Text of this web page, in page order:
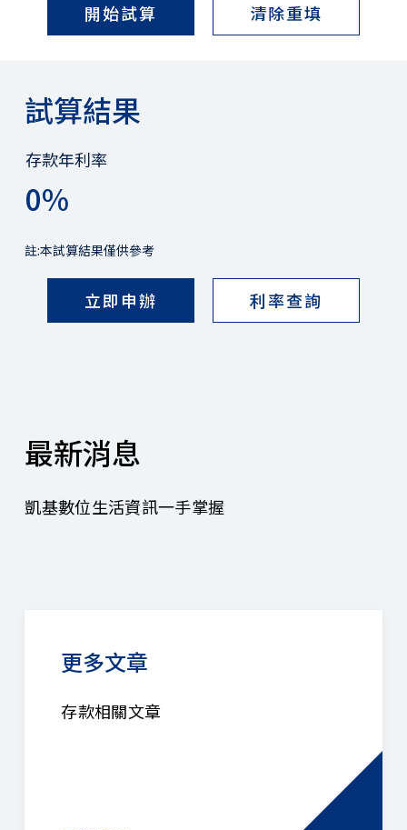
開始試算 清除重填
試算結果
存款年利率
0%
註:本試算結果僅供參考
立即申辦 利率查詢
最新消息
凱基數位生活資訊一手掌握
更多文章
存款相關文章